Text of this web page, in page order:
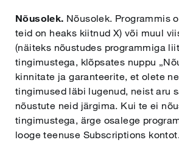
Nõusolek. Nõusolek. Programmis
teid on heaks kiitnud X) või muul
(näiteks nõustudes programmiga
tingimustega, klõpsates nuppu
kinnitate ja garanteerite, et olete
tingimused läbi lugenud, neist aru
nõustute neid järgima. Kui te ei
tingimustega, ärge osalege
looge teenuse Subscriptions
Magyar
Lietuvių
Latviešu
Malti